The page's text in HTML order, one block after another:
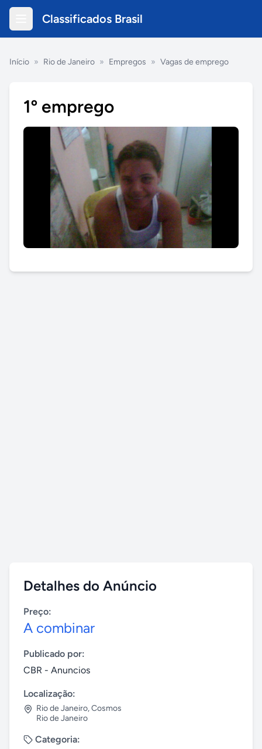
Classificados Brasil
Início » Rio de Janeiro » Empregos » Vagas de emprego
1º emprego
Detalhes do Anúncio
Preço:
A combinar
Publicado por:
CBR - Anuncios
Localização:
Rio de Janeiro,Cosmos
Rio de Janeiro
Categoria: